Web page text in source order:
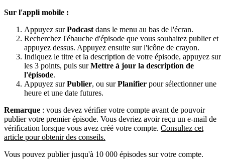
Sur l'appli mobile :
Appuyez surPodcast dans le menu au bas de l'écran.
Recherchez l'ébauche d'épisode que vous souhaitez publier et
appuyez dessus. Appuyez ensuite sur l'icône de crayon.
Indiquez le titre et la description de votre épisode, appuyez sur
les 3 points, puis surMettre à jour la description de
l'épisode.
Appuyez surPublier, ou surPlanifier pour sélectionner une
heure et une date futures.
Remarque : vous devez vérifier votre compte avant de pouvoir
publier votre premier épisode. Vous devriez avoir reçu un e-mail de
vérification lorsque vous avez créé votre compte. Consultez cet
article pour obtenir des conseils.
Vous pouvez publier jusqu'à 10 000 épisodes sur votre compte.